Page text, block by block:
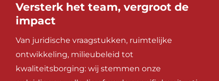
Versterk het team, vergroot de
impact
Van juridische vraagstukken, ruimtelijke
ontwikkeling, milieubeleid tot
kwaliteitsborging: wij stemmen onze